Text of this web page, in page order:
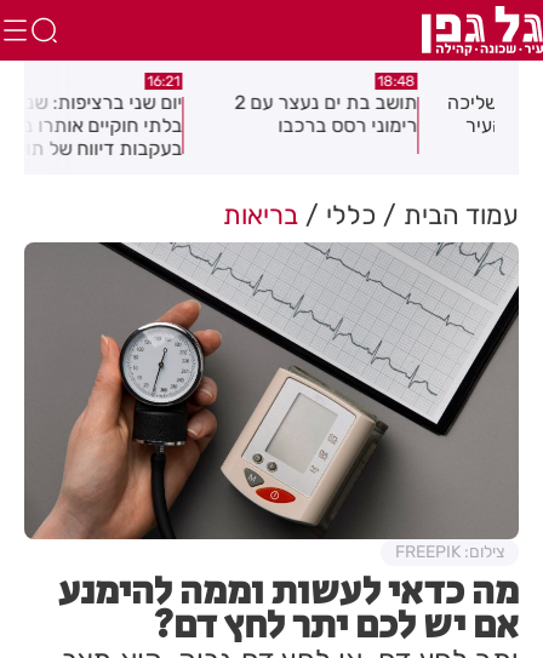
תושב בת ים נעצר עם 2
רימוני רסס ברכבו
יום שני ברציפות: שני שוהים
בלתי חוקיים אותרו ברמת גן
בעקבות דיווח של תושבת
עמוד הבית כללי בריאות
מה כדאי לעשות וממה להימנע
אם יש לכם יתר לחץ דם?
צילום: FREEPIK